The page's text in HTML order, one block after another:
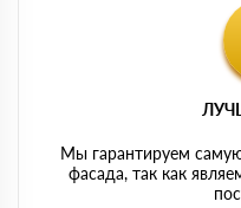
Мы гарантируем
фасада, так как